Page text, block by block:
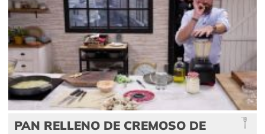
PAN RELLENO DE CREMOSO DE